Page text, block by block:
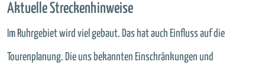
Aktuelle Streckenhinweise
Im Ruhrgebiet wird viel gebaut. Das hat auch Einfluss auf die
Tourenplanung. Die uns bekannten Einschränkungen und